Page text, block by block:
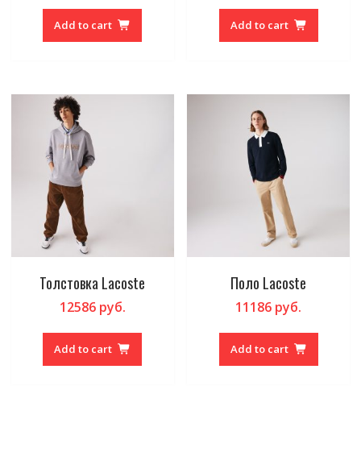
Add to cart Add to cart
Толстовка Lacoste
12586руб.
Add to cart
Поло Lacoste
11186 руб.
Add to cart